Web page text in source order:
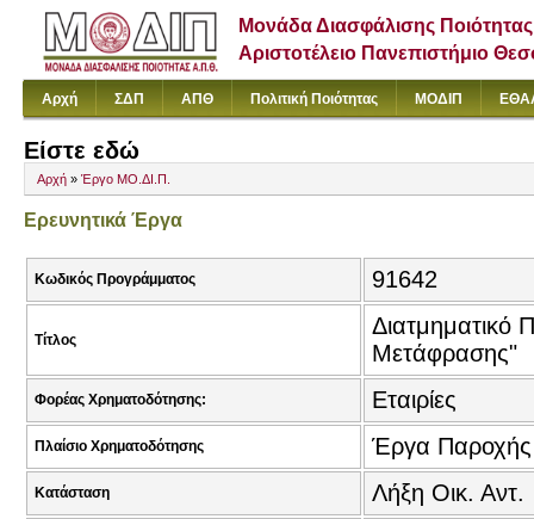
Μονάδα Διασφάλισης Ποιότητας
Αριστοτέλειο Πανεπιστήμιο
Αρχή ΣΔΠ ΑΠΘ Πολιτική Ποιότητας ΜΟΔΙΠ
Είστε εδώ
Αρχή » Έργο ΜΟ.ΔΙ.Π.
Ερευνητικά Έργα
Κωδικός Προγράμματος 91642
Τίτλος
Διατμηματικό
Μετάφρασης"
Φορέας Χρηματοδότησης: Εταιρίες
Πλαίσιο Χρηματοδότησης Έργα
Κατάσταση Λήξη Οικ. Αντ.